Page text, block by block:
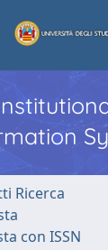
Ricerca
con ISSN